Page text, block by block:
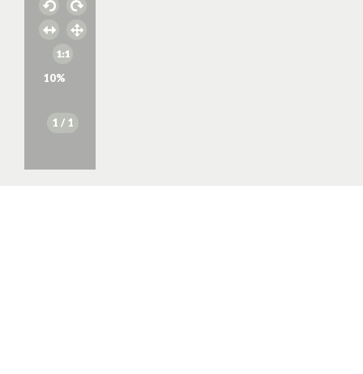
10%
1 / 1